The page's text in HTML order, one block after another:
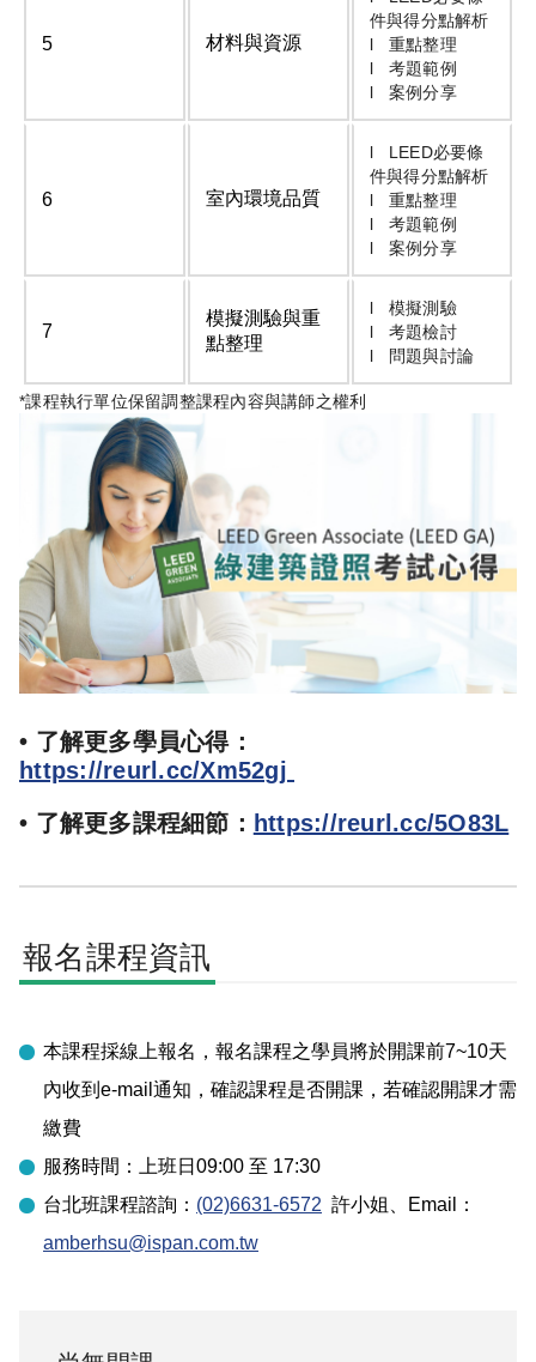
5 材料與資源
件與得分點解析
l 重點整理
l 考題範例
l 案例分享
6 室內環境品質
l LEED必要條
件與得分點解析
l 重點整理
l 考題範例
l 案例分享
7
模擬測驗與重
點整理
l 模擬測驗
l 考題檢討
l 問題與討論
*課程執行單位保留調整課程內容與講師之權利
• 了解更多學員心得：
https://reurl.cc/Xm52gj
• 了解更多課程細節： https://reurl.cc/5O83L
報名課程資訊
本課程採線上報名，報名課程之學員將於開課前7~10天
內收到e-mail通知，確認課程是否開課，若確認開課才需
繳費
服務時間：上班日09:00 至 17:30
台北班課程諮詢： (02)6631-6572 許小姐
、Email：
amberhsu@ispan.com.tw